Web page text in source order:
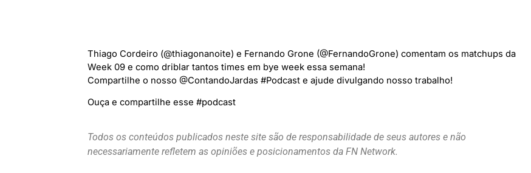
Thiago Cordeiro (@thiagonanoite) e Fernando Grone (@FernandoGrone) comentam os matchups da
Week 09 e como driblar tantos times em bye week essa semana!
Compartilhe o nosso @ContandoJardas #Podcast e ajude divulgando nosso trabalho!
Ouça e compartilhe esse #podcast
Todos os conteúdos publicados neste site são de responsabilidade de seus autores e não
necessariamente refletem as opiniões e posicionamentos da FN Network.